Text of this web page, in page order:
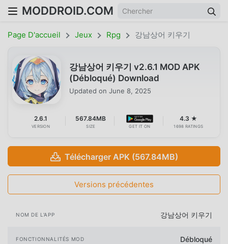
MODDROID.COM
Page D'accueil Jeux Rpg 강남상어 키우기
강남상어 키우기 v2.6.1 MOD APK
(Débloqué) Download
Updated on June 8, 2025
2.6.1
VERSION
567.84MB
SIZE GET IT ON
4.3 ★
1698 RATINGS
Télécharger APK (567.84MB)
Versions précédentes
NOM DE L'APP 강남상어 키우기
FONCTIONNALITÉS MOD Débloqué